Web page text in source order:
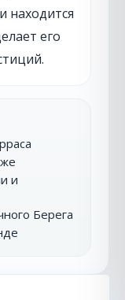
находится
его
и
Берега